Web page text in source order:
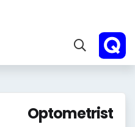
Optometrist